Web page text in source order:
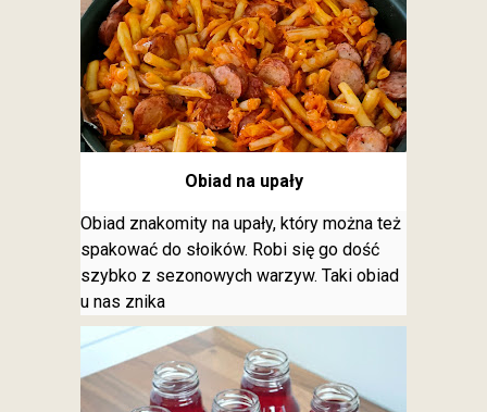
Obiad na upały
Obiad znakomity na upały, który można też
spakować do słoików. Robi się go dość
szybko z sezonowych warzyw. Taki obiad
u nas znika